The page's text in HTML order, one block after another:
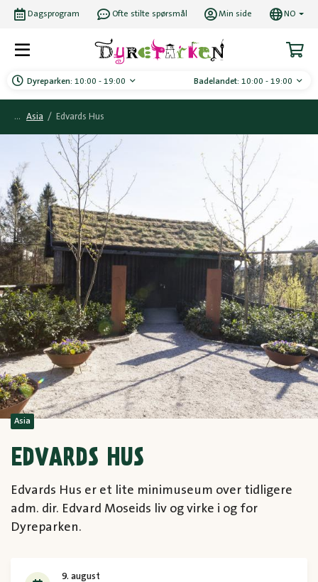
Dyreparken: 10:00 - 19:00 Badelandet: 10:00 - 19:00
Dagsprogram Ofte stilte spørsmål Min side NO
Asia / Edvards Hus
Asia
EDVARDS HUS
Edvards Hus er et lite minimuseum over tidligere
adm. dir. Edvard Moseids liv og virke i og for
Dyreparken.
9. august